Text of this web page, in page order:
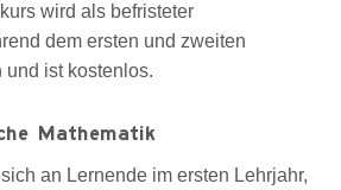
wird als befristeter
dem ersten und zweiten
und ist kostenlos.
Mathematik
an Lernende im ersten Lehrjahr,